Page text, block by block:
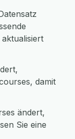
damit
ändert,
Sie eine